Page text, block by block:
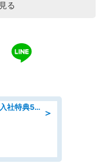
る
＞
2025年転職応援キャンペーン!入社特典58万円/デンソーで働こう!自動車工場で小型部品の検査業務 denso aichi